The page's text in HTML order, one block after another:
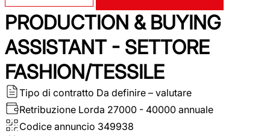
PRODUCTION & BUYING
ASSISTANT - SETTORE
FASHION/TESSILE
Tipo di contratto Da definire – valutare
Retribuzione Lorda 27000 - 40000 annuale
Codice annuncio 349938